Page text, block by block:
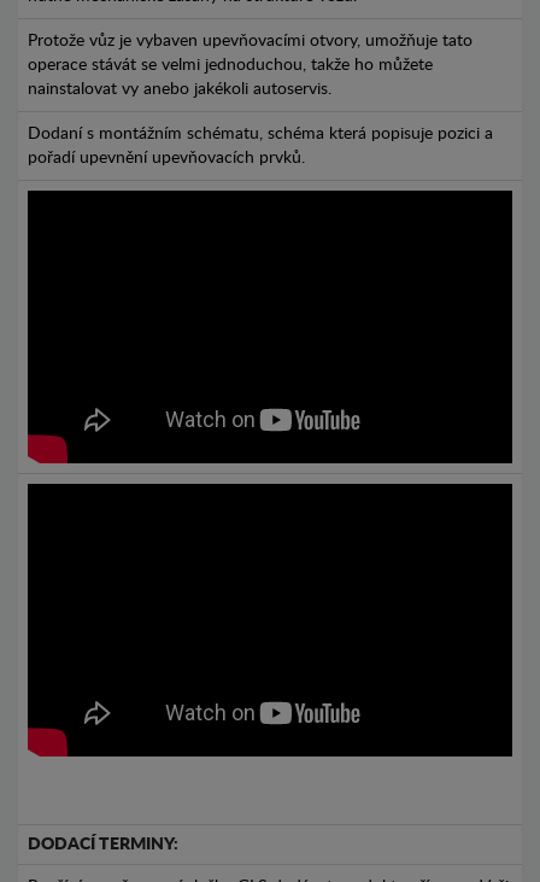
Protože vůz je vybaven upevňovacími otvory, umožňuje tato
operace stávát se velmi jednoduchou, takže ho můžete
nainstalovat vy anebo jakékoli autoservis.
Dodaní s montážním schématu, schéma která popisuje pozici a
pořadí upevnění upevňovacích prvků.
DODACÍ TERMINY: